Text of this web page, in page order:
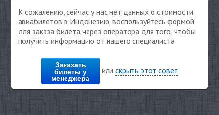
К сожалению, сейчас у нас нет данных о стоимости
авиабилетов в Индонезию, воспользуйтесь формой
для заказа билета через оператора для того, чтобы
получить информацию от нашего специалиста.
Заказать
билеты у
менеджера
или скрыть этот совет